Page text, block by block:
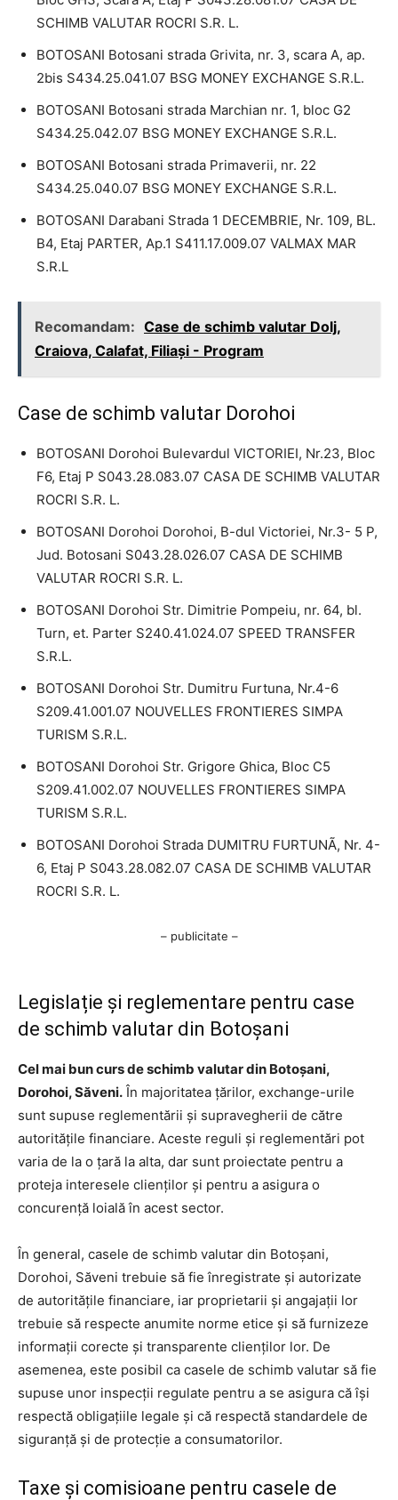
SCHIMB VALUTAR ROCRI S.R. L.
BOTOSANI Botosani strada Grivita, nr. 3, scara A, ap.
2bis S434.25.041.07 BSG MONEY EXCHANGE S.R.L.
BOTOSANI Botosani strada Marchian nr. 1, bloc G2
S434.25.042.07 BSG MONEY EXCHANGE S.R.L.
BOTOSANI Botosani strada Primaverii, nr. 22
S434.25.040.07 BSG MONEY EXCHANGE S.R.L.
BOTOSANI Darabani Strada 1 DECEMBRIE, Nr. 109, BL.
B4, Etaj PARTER, Ap.1 S411.17.009.07 VALMAX MAR
S.R.L
Recomandam: Case de schimb valutar Dolj,
Craiova, Calafat, Filiași - Program
Case de schimb valutar Dorohoi
BOTOSANI Dorohoi Bulevardul VICTORIEI, Nr.23, Bloc
F6, Etaj P S043.28.083.07 CASA DE SCHIMB VALUTAR
ROCRI S.R. L.
BOTOSANI Dorohoi Dorohoi, B-dul Victoriei, Nr.3- 5 P,
Jud. Botosani S043.28.026.07 CASA DE SCHIMB
VALUTAR ROCRI S.R. L.
BOTOSANI Dorohoi Str. Dimitrie Pompeiu, nr. 64, bl.
Turn, et. Parter S240.41.024.07 SPEED TRANSFER
S.R.L.
BOTOSANI Dorohoi Str. Dumitru Furtuna, Nr.4-6
S209.41.001.07 NOUVELLES FRONTIERES SIMPA
TURISM S.R.L.
BOTOSANI Dorohoi Str. Grigore Ghica, Bloc C5
S209.41.002.07 NOUVELLES FRONTIERES SIMPA
TURISM S.R.L.
BOTOSANI Dorohoi Strada DUMITRU FURTUNÃ, Nr. 4-
6, Etaj P S043.28.082.07 CASA DE SCHIMB VALUTAR
ROCRI S.R. L.
– publicitate –
Legislație și reglementare pentru case
de schimb valutar din Botoșani
Cel mai bun curs de schimb valutar din Botoșani,
Dorohoi, Săveni. În majoritatea țărilor, exchange-urile
sunt supuse reglementării și supravegherii de către
autoritățile financiare. Aceste reguli și reglementări pot
varia de la o țară la alta, dar sunt proiectate pentru a
proteja interesele clienților și pentru a asigura o
concurență loială în acest sector.
În general, casele de schimb valutar din Botoșani,
Dorohoi, Săveni trebuie să fie înregistrate și autorizate
de autoritățile financiare, iar proprietarii și angajații lor
trebuie să respecte anumite norme etice și să furnizeze
informații corecte și transparente clienților lor. De
asemenea, este posibil ca casele de schimb valutar să fie
supuse unor inspecții regulate pentru a se asigura că își
respectă obligațiile legale și că respectă standardele de
siguranță și de protecție a consumatorilor.
Taxe și comisioane pentru casele de